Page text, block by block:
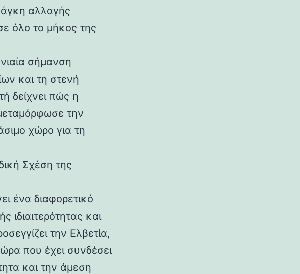
αλλαγής
όλο το μήκος της
σήμανση
και τη στενή
δείχνει πώς η
την
χώρο για τη
Σχέση της
ένα διαφορετικό
ιδιαιτερότητας και
την Ελβετία,
που έχει συνδέσει
και την άμεση